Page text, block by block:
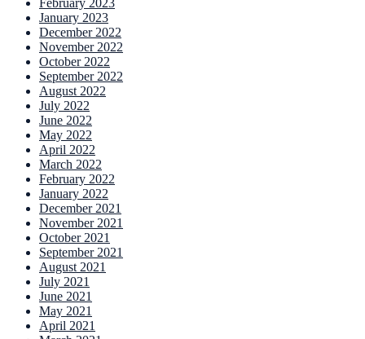
February 2023
January 2023
December 2022
November 2022
October 2022
September 2022
August 2022
July 2022
June 2022
May 2022
April 2022
March 2022
February 2022
January 2022
December 2021
November 2021
October 2021
September 2021
August 2021
July 2021
June 2021
May 2021
April 2021